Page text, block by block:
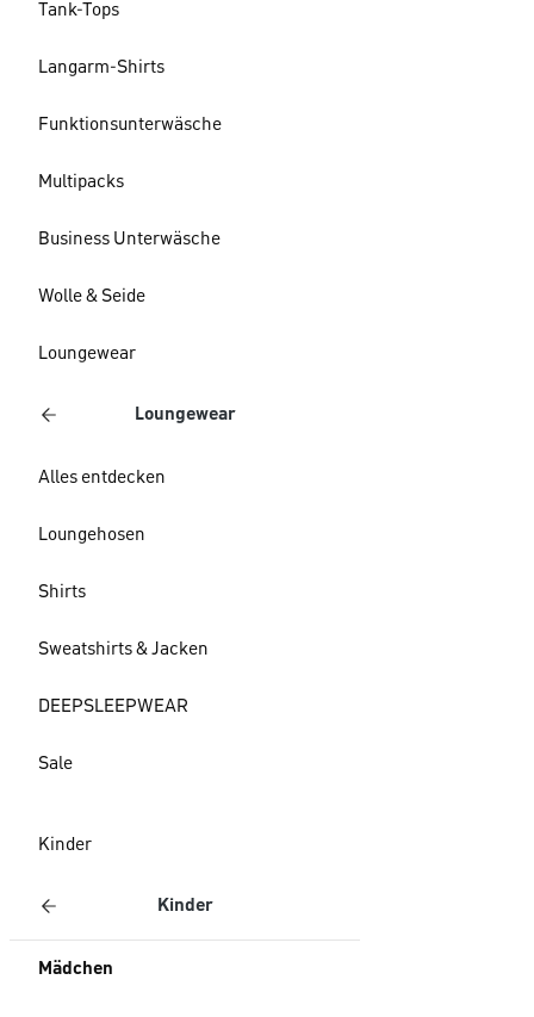
Tank-Tops
Langarm-Shirts
Funktionsunterwäsche
Multipacks
Business Unterwäsche
Wolle & Seide
Loungewear
Loungewear
Alles entdecken
Loungehosen
Shirts
Sweatshirts & Jacken
DEEPSLEEPWEAR
Sale
Kinder
Kinder
Mädchen